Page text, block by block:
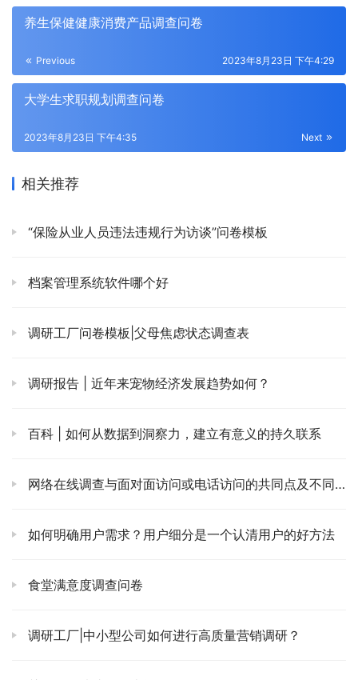
养生保健健康消费产品调查问卷
Previous 2023年8月23日 下午4:29
大学生求职规划调查问卷
Next
2023年8月23日 下午4:35
相关推荐
“保险从业人员违法违规行为访谈”问卷模板
档案管理系统软件哪个好
调研工厂问卷模板|父母焦虑状态调查表
调研报告 | 近年来宠物经济发展趋势如何？
百科 | 如何从数据到洞察力，建立有意义的持久联系
网络在线调查与面对面访问或电话访问的共同点及不同点？
如何明确用户需求？用户细分是一个认清用户的好方法
食堂满意度调查问卷
调研工厂|中小型公司如何进行高质量营销调研？